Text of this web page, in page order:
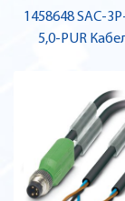
1458648 SAC-
5,0-PUR
Contact